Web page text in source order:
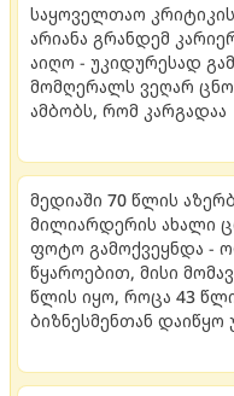
საყოველთაო
არიანა გრანდემ
აიღო - უკიდურესად
მომღერალს ვეღარ
ამბობს, რომ კარგადაა
მედიაში 70 წლის
მილიარდერის ახალი
ფოტო გამოქვეყნდა -
წყაროებით, მისი
წლის იყო, როცა 43
ბიზნესმენთან